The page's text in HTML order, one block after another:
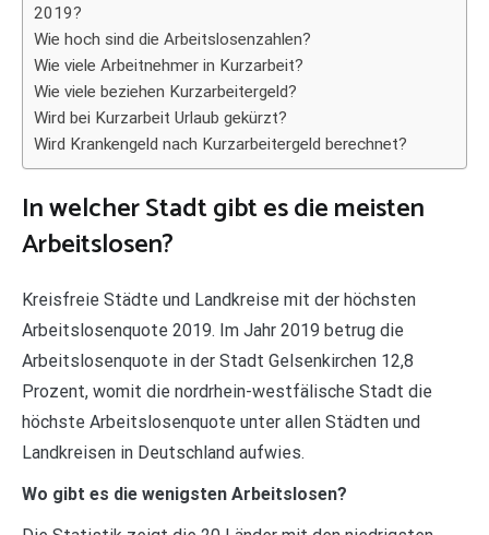
2019?
Wie hoch sind die Arbeitslosenzahlen?
Wie viele Arbeitnehmer in Kurzarbeit?
Wie viele beziehen Kurzarbeitergeld?
Wird bei Kurzarbeit Urlaub gekürzt?
Wird Krankengeld nach Kurzarbeitergeld berechnet?
In welcher Stadt gibt es die meisten
Arbeitslosen?
Kreisfreie Städte und Landkreise mit der höchsten
Arbeitslosenquote 2019. Im Jahr 2019 betrug die
Arbeitslosenquote in der Stadt Gelsenkirchen 12,8
Prozent, womit die nordrhein-westfälische Stadt die
höchste Arbeitslosenquote unter allen Städten und
Landkreisen in Deutschland aufwies.
Wo gibt es die wenigsten Arbeitslosen?